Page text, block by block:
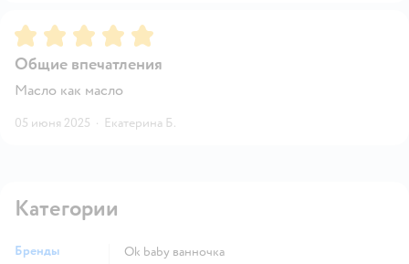
Рейтинг:5
Общие впечатления
Масло как масло
05 июня 2025 · Екатерина Б.
Категории
Бренды
ok baby ванночка